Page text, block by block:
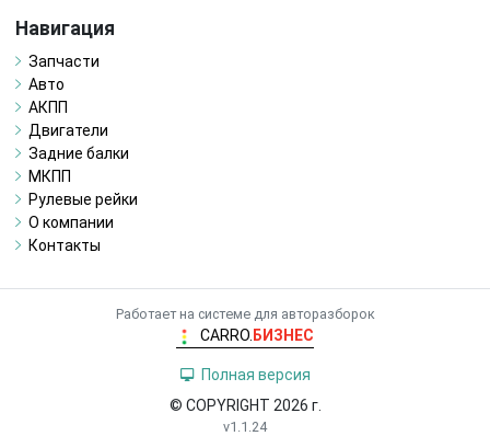
Навигация
Запчасти
Авто
АКПП
Двигатели
Задние балки
МКПП
Рулевые рейки
О компании
Контакты
Работает на системе для авторазборок
CARRO. БИЗНЕС
Полная версия
© COPYRIGHT 2026 г.
v1.1.24